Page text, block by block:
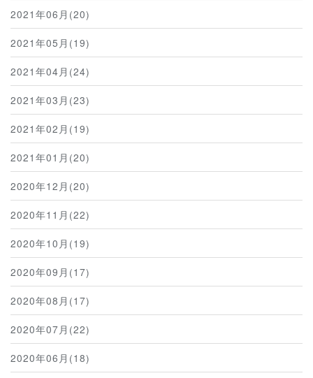
2021年06月(20)
2021年05月(19)
2021年04月(24)
2021年03月(23)
2021年02月(19)
2021年01月(20)
2020年12月(20)
2020年11月(22)
2020年10月(19)
2020年09月(17)
2020年08月(17)
2020年07月(22)
2020年06月(18)